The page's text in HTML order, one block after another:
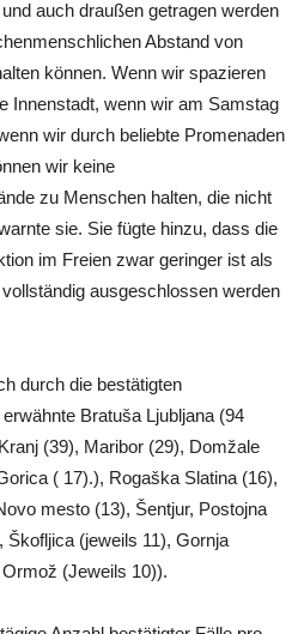
auch draußen getragen werden
Abstand von
können. Wenn wir spazieren
Innenstadt, wenn wir am Samstag
wir durch beliebte Promenaden
wir keine
zu Menschen halten, die nicht
sie. Sie fügte hinzu, dass die
im Freien zwar geringer ist als
ausgeschlossen werden
durch die bestätigten
Bratuša Ljubljana (94
(39), Maribor (29), Domžale
( 17).), Rogaška Slatina (16),
mesto (13), Šentjur, Postojna
Škofljica (jeweils 11), Gornja
(Jeweils 10)).